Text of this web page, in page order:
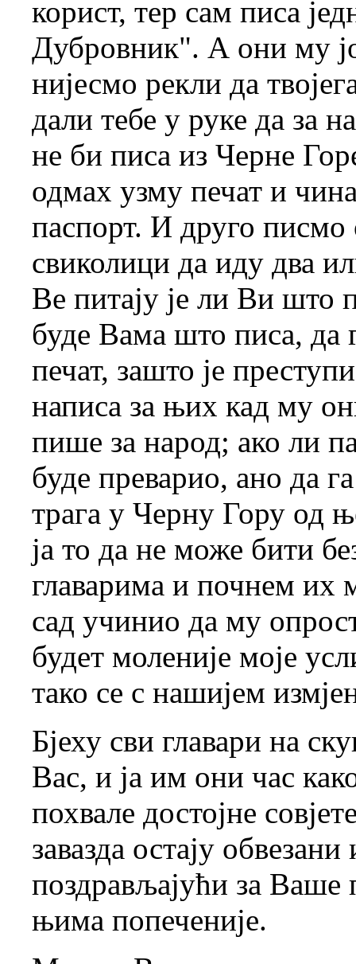
корист, тер сам писа
Дубровник". А они му
нијесмо рекли да
дали тебе у руке да за
не би писа из Черне
одмах узму печат и
паспорт. И друго писмо
свиколици да иду два
Ве питају је ли Ви што
буде Вама што писа, да
печат, зашто је
написа за њих кад му
пише за народ; ако ли
буде преварио, ано да
трага у Черну Гору од
ја то да не може бити
главарима и почнем их
сад учинио да му
будет моленије моје
тако се с нашијем
Бјеху сви главари на
Вас, и ја им они час
похвале достојне
завазда остају
поздрављајући за Ваше
њима попеченије.